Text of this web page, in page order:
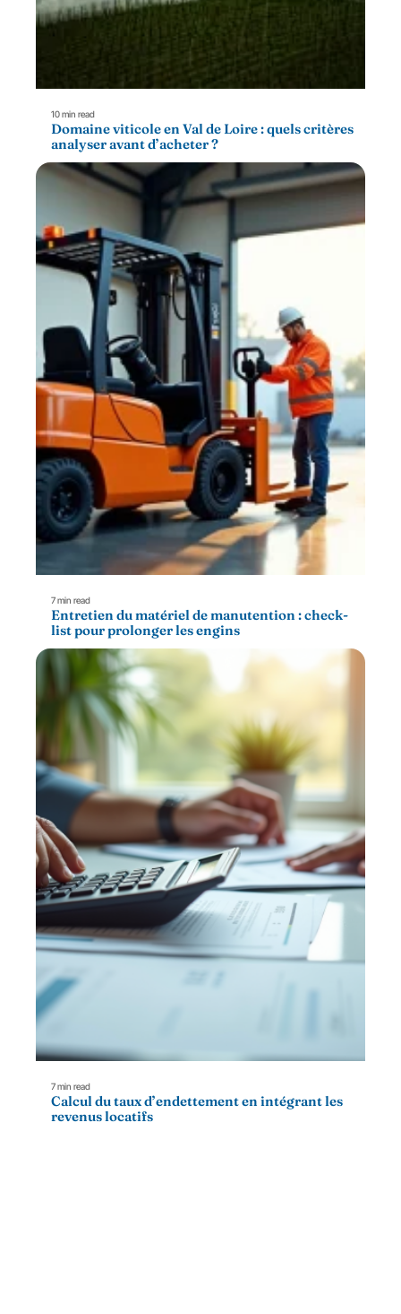
10 min read
Domaine viticole en Val de Loire : quels critères
analyser avant d’acheter ?
7 min read
Entretien du matériel de manutention : check-
list pour prolonger les engins
7 min read
Calcul du taux d’endettement en intégrant les
revenus locatifs